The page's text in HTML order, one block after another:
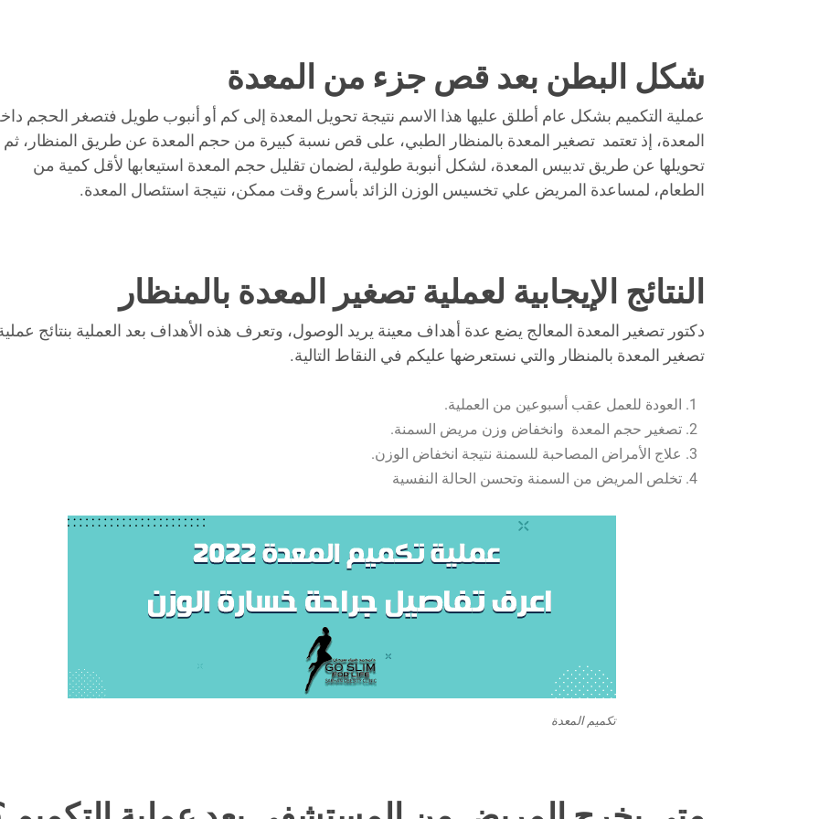
شكل البطن بعد قص جزء من المعدة
عملية التكميم بشكل عام أطلق عليها هذا الاسم نتيجة تحويل المعدة إلى كم أو أنبوب طويل فتصغر الحجم
المعدة، إذ تعتمد تصغير المعدة بالمنظار الطبي، على قص نسبة كبيرة من حجم المعدة عن طريق المنظار، ثم
تحويلها عن طريق تدبيس المعدة، لشكل أنبوبة طولية، لضمان تقليل حجم المعدة استيعابها لأقل كمية من
الطعام، لمساعدة المريض علي تخسيس الوزن الزائد بأسرع وقت ممكن، نتيجة استئصال المعدة.
النتائج الإيجابية لعملية تصغير المعدة بالمنظار
دكتور تصغير المعدة المعالج يضع عدة أهداف معينة يريد الوصول، وتعرف هذه الأهداف بعد العملية بنتائج
تصغير المعدة بالمنظار والتي نستعرضها عليكم في النقاط التالية.
العودة للعمل عقب أسبوعين من العملية.
تصغير حجم المعدة وانخفاض وزن مريض السمنة.
علاج الأمراض المصاحبة للسمنة نتيجة انخفاض الوزن.
تخلص المريض من السمنة وتحسن الحالة النفسية
تكميم المعدة